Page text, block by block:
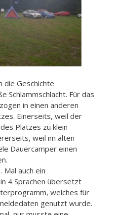
die Geschichte
Schlammschlacht. Für das
in einen anderen
Einerseits, weil der
Platzes zu klein
weil im alten
Dauercamper einen
Mal auch ein
4 Sprachen übersetzt
welches für
genutzt wurde.